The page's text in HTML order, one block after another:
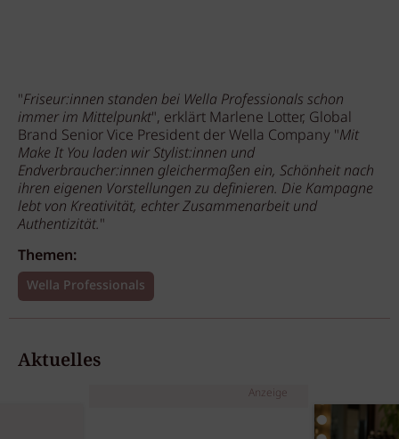
"Friseur:innen standen bei Wella Professionals schon
immer im Mittelpunkt", erklärt Marlene Lotter, Global
Brand Senior Vice President der Wella Company "Mit
Make It You laden wir Stylist:innen und
Endverbraucher:innen gleichermaßen ein, Schönheit nach
ihren eigenen Vorstellungen zu definieren. Die Kampagne
lebt von Kreativität, echter Zusammenarbeit und
Authentizität."
Themen:
Wella Professionals
Aktuelles
Anzeige